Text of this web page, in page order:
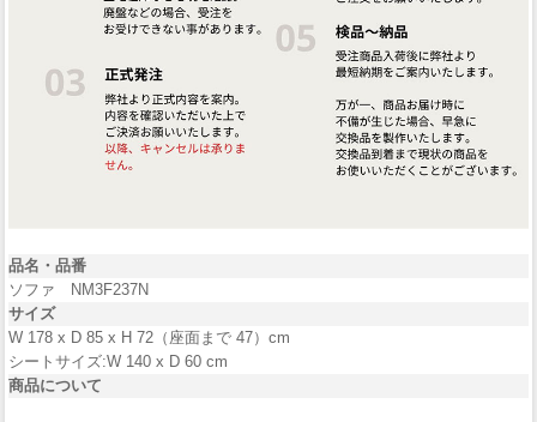
品名・品番
ソファ NM3F237N
サイズ
W 178 x D 85 x H 72（座面まで 47）cm
シートサイズ:W 140 x D 60 cm
商品について